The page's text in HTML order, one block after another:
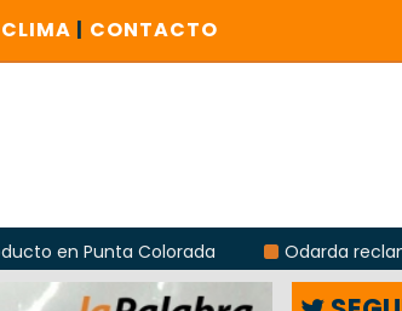
CLIMA | CONTACTO
Odarda reclamó la